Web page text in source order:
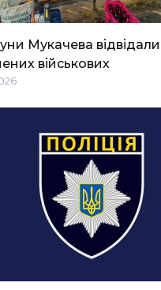
Мукачева відвідали
військових